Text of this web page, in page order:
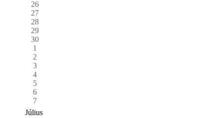
26
27
28
29
30
1
2
3
4
5
6
7
Július